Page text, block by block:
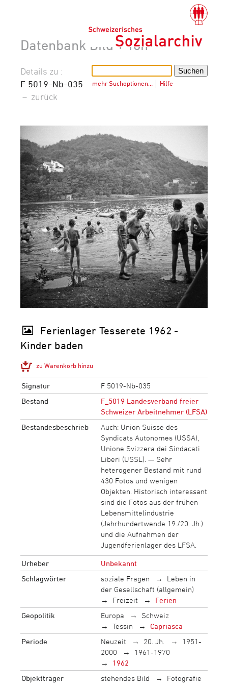
Datenbank Bild + Ton
mehr Suchoptionen… Hilfe
Details zu :
F 5019-Nb-035
– zurück
Ferienlager Tesserete 1962 -
Kinder baden
zu Warenkorb hinzu
Signatur
F 5019-Nb-035
Bestand
F_5019 Landesverband freier
Schweizer Arbeitnehmer (LFSA)
Bestandesbeschrieb
Auch: Union Suisse des
Syndicats Autonomes (USSA),
Unione Svizzera dei Sindacati
Liberi (USSL). — Sehr
heterogener Bestand mit rund
430 Fotos und wenigen
Objekten. Historisch interessant
sind die Fotos aus der frühen
Lebensmittelindustrie
(Jahrhundertwende 19./20. Jh.)
und die Aufnahmen der
Jugendferienlager des LFSA.
Urheber
Unbekannt
Schlagwörter
soziale Fragen
Leben in
der Gesellschaft (allgemein)
Freizeit
Ferien
Geopolitik
Europa
Schweiz
Tessin
Capriasca
Periode
Neuzeit 20. Jh.
1951-
2000
1961-1970
1962
Objektträger
stehendes Bild
Fotografie